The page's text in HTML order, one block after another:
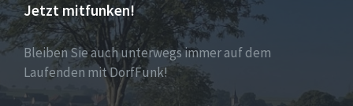
Jetzt mitfunken!
Bleiben Sie auch unterwegs immer auf dem
Laufenden mit DorfFunk!